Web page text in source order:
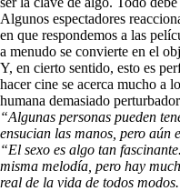
Algunos espectadores
en que respondemos a las
a menudo se convierte en el
Y, en cierto sentido, esto es
hacer cine se acerca mucho a
humana demasiado
“Algunas personas pueden
ensucian las manos, pero aún
“El sexo es algo tan
misma melodía, pero hay
real de la vida de todos